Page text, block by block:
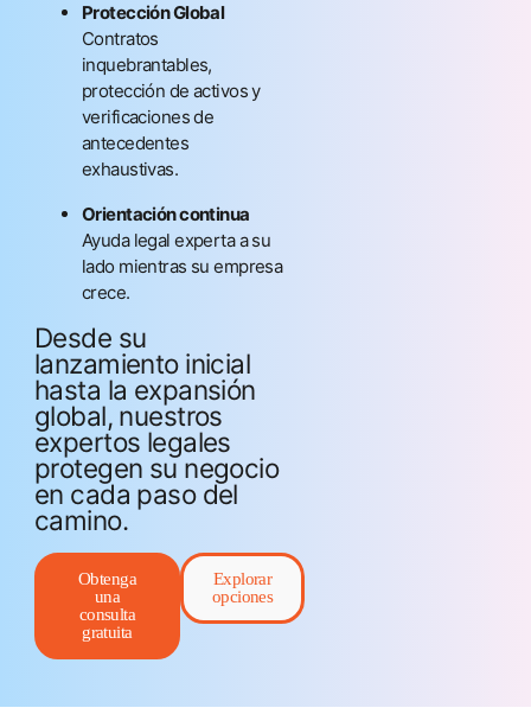
Protección Global
Contratos
inquebrantables,
protección de activos y
verificaciones de
antecedentes
exhaustivas.
Orientación continua
Ayuda legal experta a su
lado mientras su empresa
crece.
Desde su
lanzamiento inicial
hasta la expansión
global, nuestros
expertos legales
protegen su negocio
en cada paso del
camino.
Obtenga
una
consulta
gratuita
Explorar
opciones